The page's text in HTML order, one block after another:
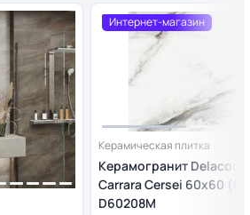
Интернет-магазин
Керамическая плитка
Керамогранит Delacora
Carrara Cersei 60х60
D60208M